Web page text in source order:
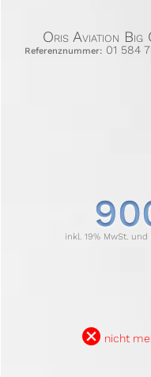
Oris Aviation
Referenznummer: 01 584
inkl. 19% MwSt.
B nicht